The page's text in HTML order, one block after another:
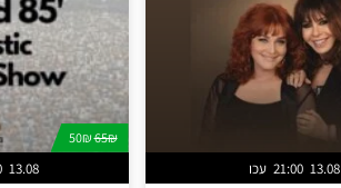
עכו 21:00 13.08
65₪
50₪
13.08